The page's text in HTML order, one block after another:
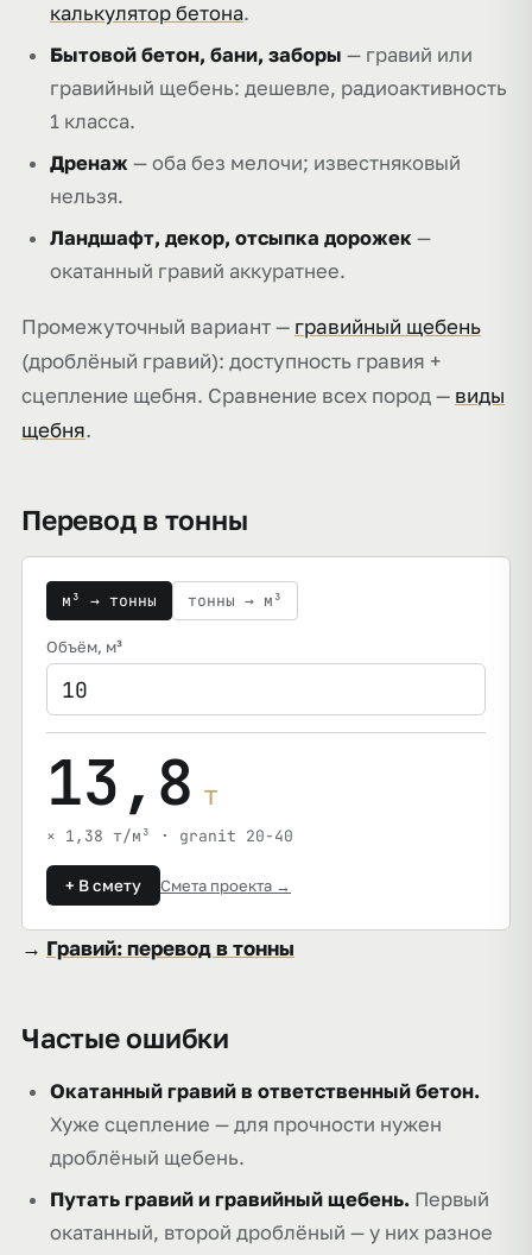
калькулятор бетона.
Бытовой бетон, бани, заборы — гравий или
гравийный щебень: дешевле, радиоактивность
1 класса.
Дренаж — оба без мелочи; известняковый
нельзя.
Ландшафт, декор, отсыпка дорожек —
окатанный гравий аккуратнее.
Промежуточный вариант — гравийный щебень
(дроблёный гравий): доступность гравия +
сцепление щебня. Сравнение всех пород — виды
щебня.
Перевод в тонны
м³ → тонны тонны → м³
Объём, м³
13,8 т
× 1,38 т/м³ · granit 20-40
+ В смету Смета проекта →
→ Гравий: перевод в тонны
Частые ошибки
Окатанный гравий в ответственный бетон.
Хуже сцепление — для прочности нужен
дроблёный щебень.
Путать гравий и гравийный щебень. Первый
окатанный, второй дроблёный — у них разное